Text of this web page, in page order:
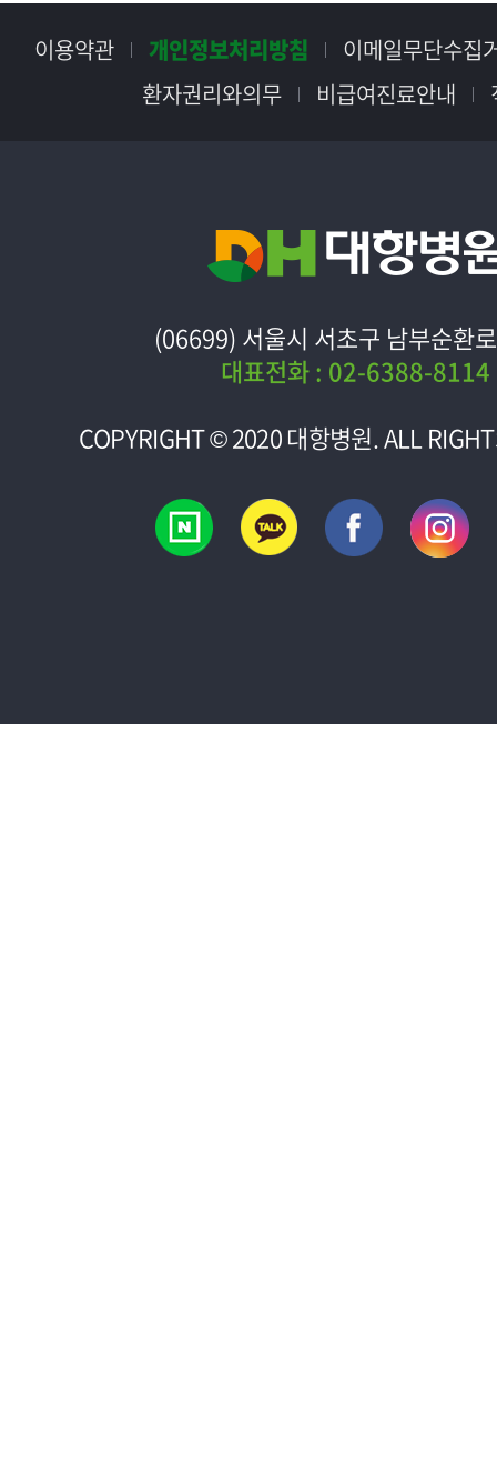
이용약관 개인정보처리방침
이메일무단수집
환자권리와의무
비급여진료안내
(06699) 서울시 서초구 남부순환
대표전화 : 02-6388-8114
COPYRIGHT © 2020대항병원. ALL